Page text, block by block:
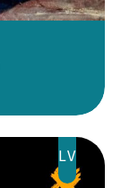
LV